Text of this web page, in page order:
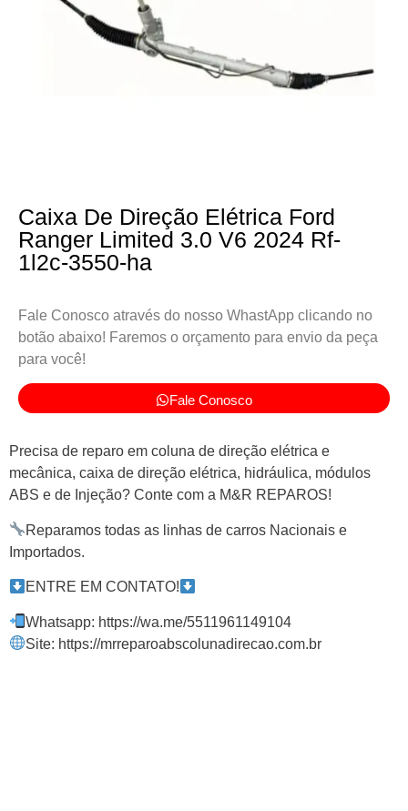
Caixa De Direção Elétrica Ford
Ranger Limited 3.0 V6 2024 Rf-
1l2c-3550-ha
Fale Conosco através do nosso WhastApp clicando no
botão abaixo! Faremos o orçamento para envio da peça
para você!
Fale Conosco
Precisa de reparo em coluna de direção elétrica e
mecânica, caixa de direção elétrica, hidráulica, módulos
ABS e de Injeção? Conte com a M&R REPAROS!
Reparamos todas as linhas de carros Nacionais e
Importados.
ENTRE EM CONTATO!
Whatsapp: https://wa.me/5511961149104
Site: https://mrreparoabscolunadirecao.com.br